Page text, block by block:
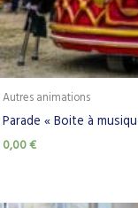
Autres animations
Parade « Boite à
0,00€